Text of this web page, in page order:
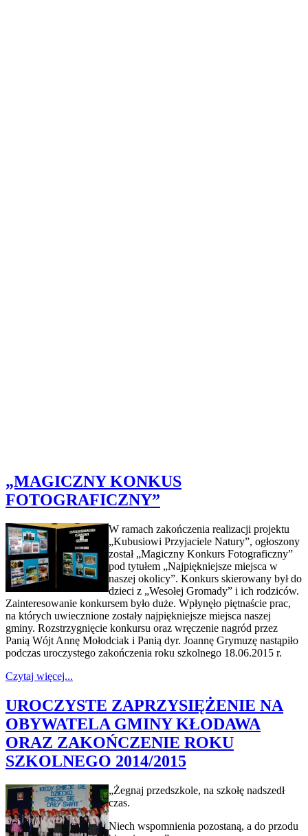
„MAGICZNY KONKUS
FOTOGRAFICZNY”
W ramach zakończenia realizacji projektu
„Kubusiowi Przyjaciele Natury”, ogłoszony
został „Magiczny Konkurs Fotograficzny”
pod tytułem „Najpiękniejsze miejsca w
naszej okolicy”. Konkurs skierowany był do
dzieci z „Wesołej Gromady” i ich rodziców.
Zainteresowanie konkursem było duże. Wpłynęło piętnaście prac,
na których uwiecznione zostały najpiękniejsze miejsca naszej
gminy. Rozstrzygnięcie konkursu oraz wręczenie nagród przez
Panią Wójt Annę Mołodciak i Panią dyr. Joannę Grymuzę nastąpiło
podczas uroczystego zakończenia roku szkolnego 18.06.2015 r.
Czytaj więcej...
UROCZYSTE ZAPRZYSIĘŻENIE NA
OBYWATELA GMINY KŁODAWA
ORAZ ZAKOŃCZENIE ROKU
SZKOLNEGO 2014/2015
„Żegnaj przedszkole, na szkołę nadszedł
czas.
Niech wspomnienia pozostaną, a do przodu